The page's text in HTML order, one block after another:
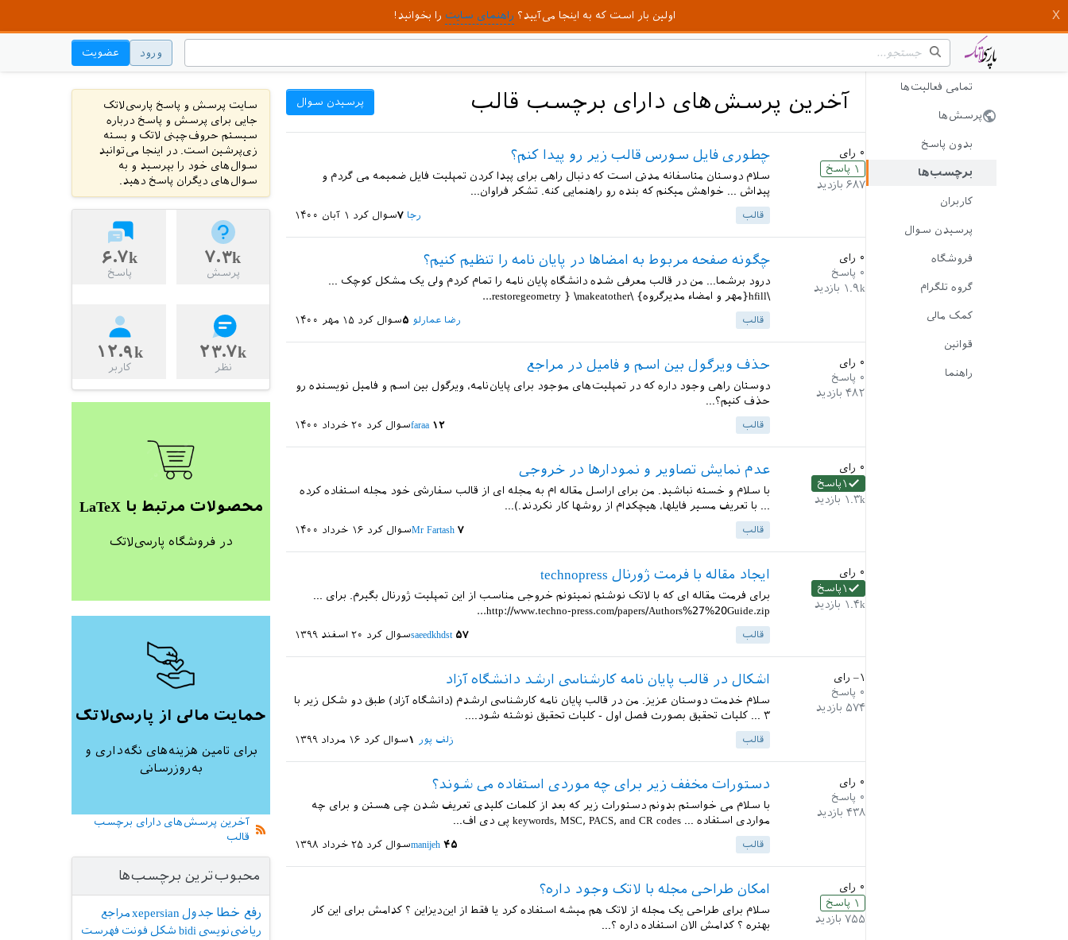
اولین بار است که به اینجا می‌آیید؟ راهنمای سایت را بخوانید!
ورود عضویت
تمامی فعالیت‌ها
پرسش‌ها
بدون پاسخ
برچسب‌ها
کاربران
پرسیدن سوال
فروشگاه
گروه تلگرام
کمک مالی
قوانین
راهنما
آخرین پرسش‌های دارای برچسب قالب پرسیدن سوال
۰ رای
۱ پاسخ
۶۸۷ بازدید
چطوری فایل سورس قالب زیر رو پیدا کنم؟
سلام دوستان متاسفانه مدتی است که دنبال راهی برای پیدا کردن تمپلیت فایل ضمیمه می گردم و
پیداش ... خواهش میکنم که بنده رو راهنمایی کنه. تشکر فراوان...
قالب سوال کرد ۱ آبان ۱۴۰۰ رجا ۷
۰ رای
۰ پاسخ
۱.۹k بازدید
چگونه صفحه مربوط به امضاها در پایان نامه را تنظیم کنیم؟
درود برشما... من در قالب معرفی شده دانشگاه پایان نامه را تمام کردم ولی یک مشکل کوچک ...
\hfill{مهر و امضاء مدیرگروه} \restoregeometry } \makeatother...
قالب سوال کرد ۱۵ مهر ۱۴۰۰ رضا عمارلو ۵
۰ رای
۰ پاسخ
۴۸۲ بازدید
حذف ویرگول بین اسم و فامیل در مراجع
دوستان راهی وجود داره که در تمپلیت‌های موجود برای پایان‌نامه، ویرگول بین اسم و فامیل نویسنده رو
حذف کنیم؟...
قالب سوال کرد ۲۰ خرداد ۱۴۰۰ faraa ۱۲
۰ رای
۱ پاسخ
۱.۳k بازدید
عدم نمایش تصاویر و نمودارها در خروجی
با سلام و خسته نباشید. من برای اراسل مقاله ام به مجله ای از قالب سفارشی خود مجله استفاده کرده
... با تعریف مسیر فایلها، هیچکدام از روشها کار نکردند.)...
قالب سوال کرد ۱۶ خرداد ۱۴۰۰ Mr Fartash ۷
۰ رای
۱ پاسخ
۱.۴k بازدید
ایجاد مقاله با فرمت ژورنال technopress
برای فرمت مقاله ای که با لاتک نوشتم نمیتونم خروجی مناسب از این تمپلیت ژورنال بگیرم. برای ...
http://www.techno-press.com/papers/Authors%27%20Guide.zip...
قالب سوال کرد ۲۰ اسفند ۱۳۹۹ saeedkhdst ۵۷
–۱ رای
۰ پاسخ
۵۷۴ بازدید
اشکال در قالب پایان نامه کارشناسی ارشد دانشگاه آزاد
سلام خدمت دوستان عزیز. من در قالب پایان نامه کارشناسی ارشدم (دانشگاه آزاد) طبق دو شکل زیر با
۳ ... کلیات تحقیق بصورت فصل اول - کلیات تحقیق نوشته شود....
قالب سوال کرد ۱۶ مرداد ۱۳۹۹ زلف پور ۱
۰ رای
۰ پاسخ
۴۳۸ بازدید
دستورات مخفف زیر برای چه موردی استفاده می شوند؟
با سلام می خواستم بدونم دستورات زیر که بعد از کلمات کلیدی تعریف شدن چی هستن و برای چه
مواردی استفاده ... keywords, MSC, PACS, and CR codes پی دی اف...
قالب سوال کرد ۲۵ خرداد ۱۳۹۸ manijeh ۴۵
۰ رای
۱ پاسخ
۷۵۵ بازدید
امکان طراحی مجله با لاتک وجود داره؟
سلام برای طراحی یک مجله از لاتک هم میشه استفاده کرد یا فقط از این‌دیزاین ؟ کدامش برای این کار
بهتره ؟ کدامش الان استفاده داره ؟...
سایت پرسش و پاسخ پارسی‌لاتک
جایی برای پرسش و پاسخ درباره
سیستم حروف‌چینی لاتک و بسته
زی‌پرشین است. در اینجا می‌توانید
سوال‌های خود را بپرسید و به
سوال‌های دیگران پاسخ دهید.
۷.۳k
پرسش
۶.۷k
پاسخ
۲۳.۷k
نظر
۱۲.۹k
کاربر
محصولات مرتبط با LaTeX
در فروشگاه پارسی‌لاتک
حمایت مالی از پارسی‌لاتک
برای تامین هزینه‌های نگه‌داری و
به‌روزرسانی
آخرین پرسش‌های دارای برچسب
قالب
محبوب‌ترین برچسب‌ها
رفع خطا جدول xepersianمراجع
ریاضی‌نویسی bidi شکل فونت فهرست